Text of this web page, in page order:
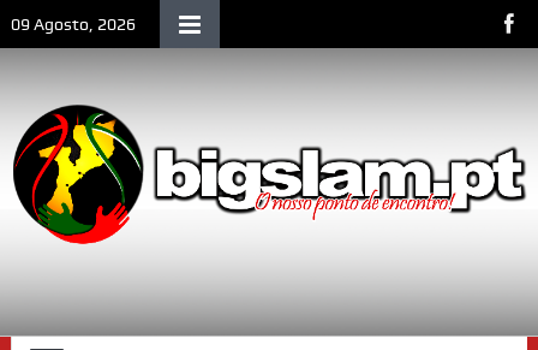
09 Agosto, 2026